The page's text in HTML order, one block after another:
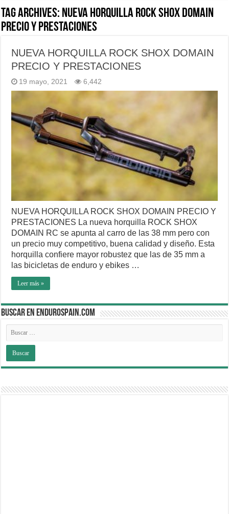
Tag Archives: NUEVA HORQUILLA ROCK SHOX DOMAIN
PRECIO Y PRESTACIONES
NUEVA HORQUILLA ROCK SHOX DOMAIN
PRECIO Y PRESTACIONES
19 mayo, 2021 6,442
NUEVA HORQUILLA ROCK SHOX DOMAIN PRECIO Y
PRESTACIONES La nueva horquilla ROCK SHOX
DOMAIN RC se apunta al carro de las 38 mm pero con
un precio muy competitivo, buena calidad y diseño. Esta
horquilla confiere mayor robustez que las de 35 mm a
las bicicletas de enduro y ebikes …
Leer más »
BUSCAR EN ENDUROSPAIN.COM